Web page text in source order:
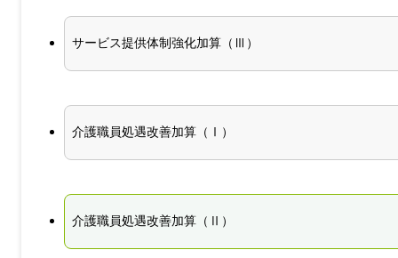
サービス提供体制強化加算（Ⅲ）
介護職員処遇改善加算（Ⅰ）
介護職員処遇改善加算（Ⅱ）